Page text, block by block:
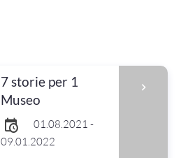
7 storie per 1
Museo
01.08.2021 -
09.01.2022